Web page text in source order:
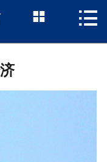
首页
项目概况
长信动态
 